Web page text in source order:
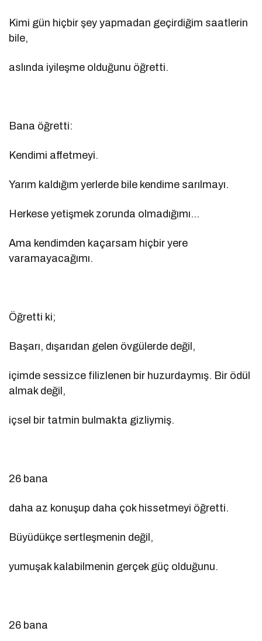
Kimi gün hiçbir şey yapmadan geçirdiğim saatlerin
bile,
aslında iyileşme olduğunu öğretti.
Bana öğretti:
Kendimi affetmeyi.
Yarım kaldığım yerlerde bile kendime sarılmayı.
Herkese yetişmek zorunda olmadığımı…
Ama kendimden kaçarsam hiçbir yere
varamayacağımı.
Öğretti ki;
Başarı, dışarıdan gelen övgülerde değil,
içimde sessizce filizlenen bir huzurdaymış. Bir ödül
almak değil,
içsel bir tatmin bulmakta gizliymiş.
26 bana
daha az konuşup daha çok hissetmeyi öğretti.
Büyüdükçe sertleşmenin değil,
yumuşak kalabilmenin gerçek güç olduğunu.
26 bana